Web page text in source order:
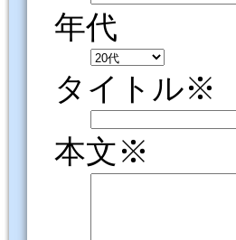
年代
タイトル※
本文※